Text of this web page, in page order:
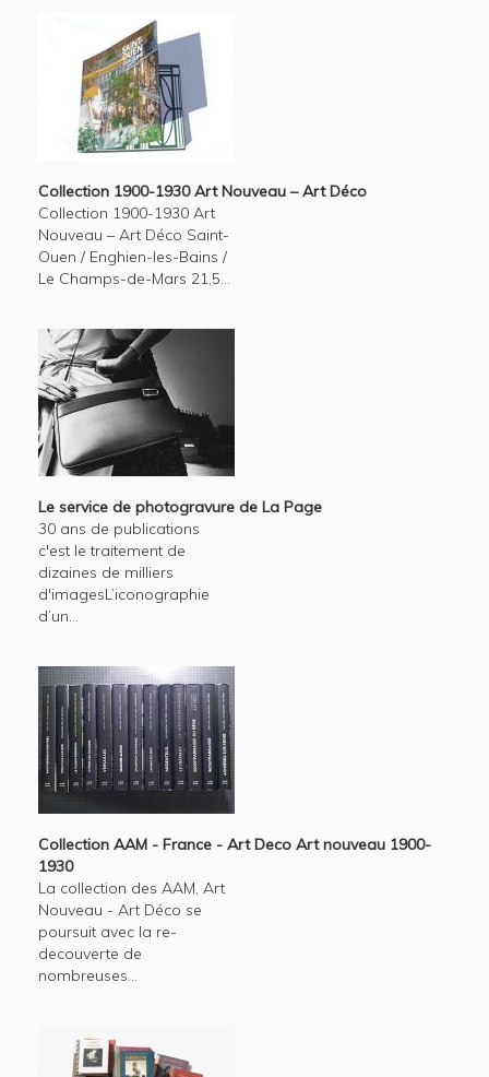
Collection 1900-1930 Art Nouveau – Art Déco
Collection 1900-1930 Art
Nouveau – Art Déco Saint-
Ouen / Enghien-les-Bains /
Le Champs-de-Mars 21,5...
Le service de photogravure de La Page
30 ans de publications
c'est le traitement de
dizaines de milliers
d'imagesL’iconographie
d’un...
Collection AAM - France - Art Deco Art nouveau 1900-
1930
La collection des AAM, Art
Nouveau - Art Déco se
poursuit avec la re-
decouverte de
nombreuses...